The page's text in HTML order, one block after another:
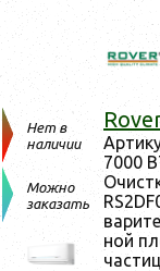
Нет в
наличии
Можно
заказать
7000
ной